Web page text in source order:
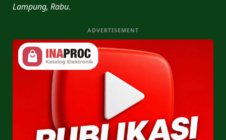
Lampung, Rabu.
ADVERTISEMENT